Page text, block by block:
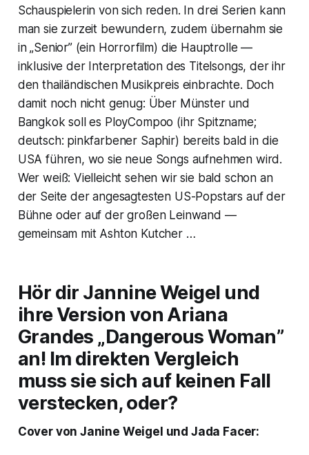
Schauspielerin von sich reden. In drei Serien kann
man sie zurzeit bewundern, zudem übernahm sie
in „Senior” (ein Horrorfilm) die Hauptrolle —
inklusive der Interpretation des Titelsongs, der ihr
den thailändischen Musikpreis einbrachte. Doch
damit noch nicht genug: Über Münster und
Bangkok soll es PloyCompoo (ihr Spitzname;
deutsch: pinkfarbener Saphir) bereits bald in die
USA führen, wo sie neue Songs aufnehmen wird.
Wer weiß: Vielleicht sehen wir sie bald schon an
der Seite der angesagtesten US-Popstars auf der
Bühne oder auf der großen Leinwand —
gemeinsam mit Ashton Kutcher …
Hör dir Jannine Weigel und
ihre Version von Ariana
Grandes „Dangerous Woman”
an! Im direkten Vergleich
muss sie sich auf keinen Fall
verstecken, oder?
Cover von Janine Weigel und Jada Facer: